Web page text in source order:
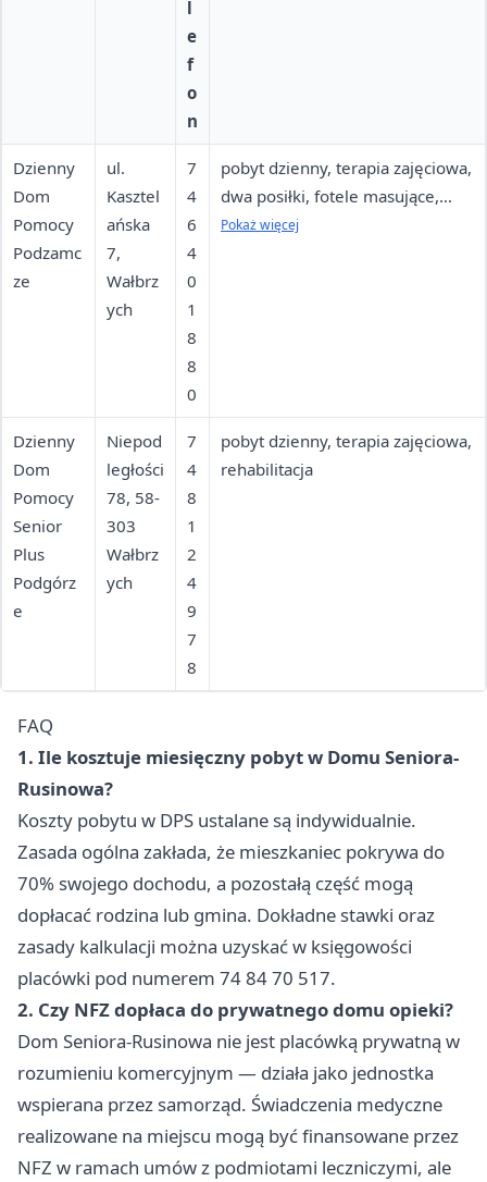
l
e
f
o
n
Dzienny
Dom
Pomocy
Podzamc
ze
ul.
Kasztel
ańska
7,
Wałbrz
ych
7
4
6
4
0
1
8
8
0
pobyt dzienny, terapia zajęciowa,
dwa posiłki, fotele masujące,
rowerek stacjonarny, stół
Pokaż więcej
Dzienny
Dom
Pomocy
Senior
Plus
Podgórz
e
Niepod
ległości
78, 58-
303
Wałbrz
ych
7
4
8
1
2
4
9
7
8
pobyt dzienny, terapia zajęciowa,
rehabilitacja
FAQ
1. Ile kosztuje miesięczny pobyt w Domu Seniora-
Rusinowa?
Koszty pobytu w DPS ustalane są indywidualnie.
Zasada ogólna zakłada, że mieszkaniec pokrywa do
70% swojego dochodu, a pozostałą część mogą
dopłacać rodzina lub gmina. Dokładne stawki oraz
zasady kalkulacji można uzyskać w księgowości
placówki pod numerem 74 84 70 517.
2. Czy NFZ dopłaca do prywatnego domu opieki?
Dom Seniora-Rusinowa nie jest placówką prywatną w
rozumieniu komercyjnym — działa jako jednostka
wspierana przez samorząd. Świadczenia medyczne
realizowane na miejscu mogą być finansowane przez
NFZ w ramach umów z podmiotami leczniczymi, ale